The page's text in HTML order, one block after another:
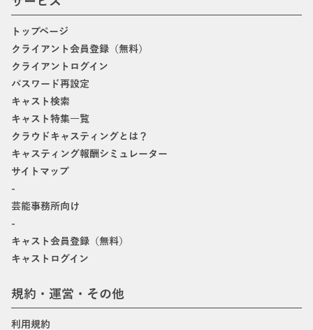
トップページ
クライアント会員登録（無料）
クライアントログイン
パスワード再設定
キャスト検索
キャスト特集一覧
クラウドキャスティングとは？
キャスティング報酬シミュレーター
サイトマップ
-
芸能事務所向け
-
キャスト会員登録（無料）
キャストログイン
規約・運営・その他
利用規約